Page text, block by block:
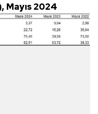
Mayıs 2024